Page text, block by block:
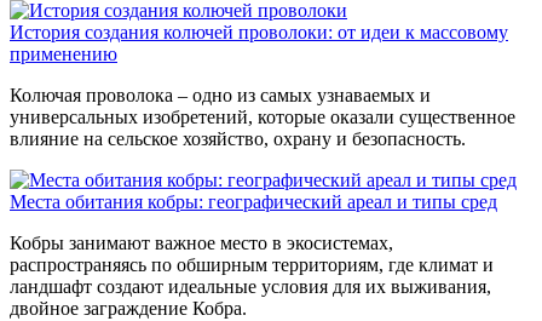
История создания колючей проволоки: от идеи к массовому
применению
Колючая проволока – одно из самых узнаваемых и
универсальных изобретений, которые оказали существенное
влияние на сельское хозяйство, охрану и безопасность.
Места обитания кобры: географический ареал и типы сред
Кобры занимают важное место в экосистемах,
распространяясь по обширным территориям, где климат и
ландшафт создают идеальные условия для их выживания,
двойное заграждение Кобра.